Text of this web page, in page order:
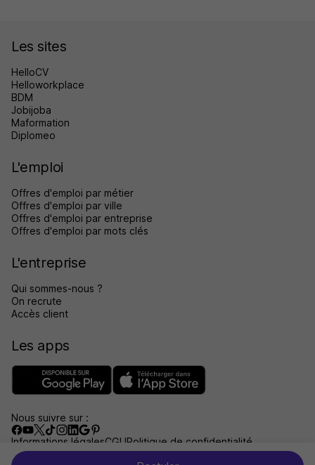
Les sites
HelloCV
Helloworkplace
BDM
Jobijoba
Maformation
Diplomeo
L'emploi
Offres d'emploi par métier
Offres d'emploi par ville
Offres d'emploi par entreprise
Offres d'emploi par mots clés
L'entreprise
Qui sommes-nous ?
On recrute
Accès client
Les apps
Nous suivre sur :
Informations légalesCGUPolitique de confidentialité
Gérer les traceursAccessibilité : non conforme